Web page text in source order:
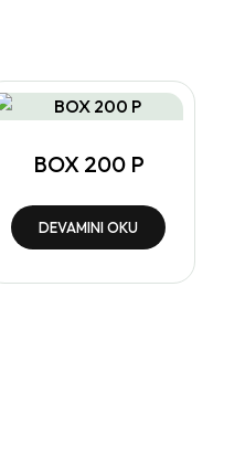
BOX 200 P
DEVAMINI OKU